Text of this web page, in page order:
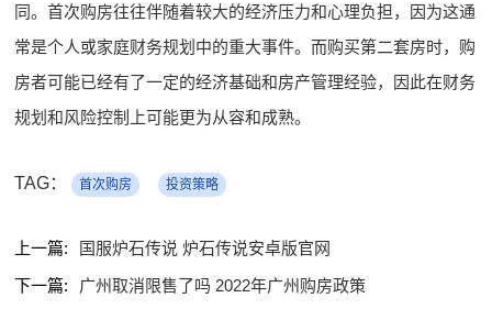
同。首次购房往往伴随着较大的经济压力和心理负担，因为这通
常是个人或家庭财务规划中的重大事件。而购买第二套房时，购
房者可能已经有了一定的经济基础和房产管理经验，因此在财务
规划和风险控制上可能更为从容和成熟。
TAG： 首次购房 投资策略
上一篇:
国服炉石传说 炉石传说安卓版官网
下一篇:
广州取消限售了吗 2022年广州购房政策